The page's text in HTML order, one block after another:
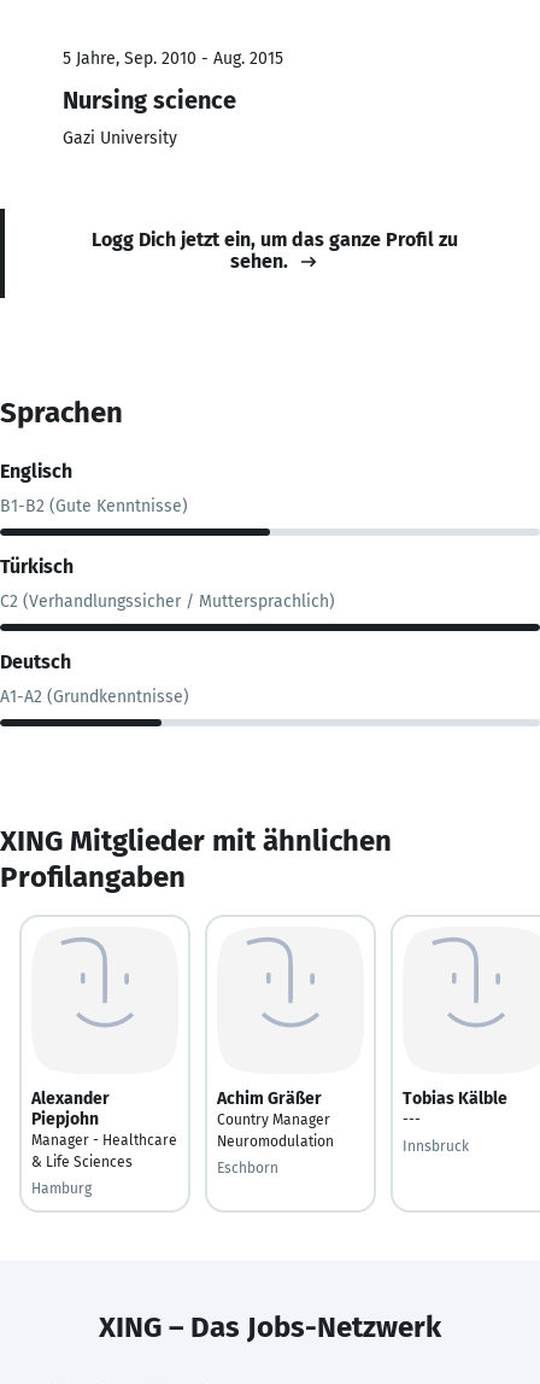
5 Jahre, Sep. 2010 - Aug. 2015
Nursing science
Gazi University
Logg Dich jetzt ein, um das ganze Profil zu
sehen.
Sprachen
Englisch
B1-B2 (Gute Kenntnisse)
Türkisch
C2 (Verhandlungssicher / Muttersprachlich)
Deutsch
A1-A2 (Grundkenntnisse)
XING Mitglieder mit ähnlichen
Profilangaben
Alexander
Piepjohn
Manager - Healthcare
& Life Sciences
Hamburg
Achim Gräßer
Country Manager
Neuromodulation
Eschborn
Tobias Kälble
---
Innsbruck
XING – Das Jobs-Netzwerk